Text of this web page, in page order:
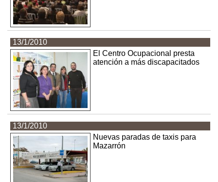
13/1/2010
El Centro Ocupacional presta
atención a más discapacitados
13/1/2010
Nuevas paradas de taxis para
Mazarrón